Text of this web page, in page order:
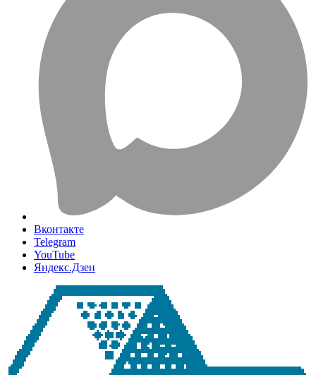
Вконтакте
Telegram
YouTube
Яндекс.Дзен